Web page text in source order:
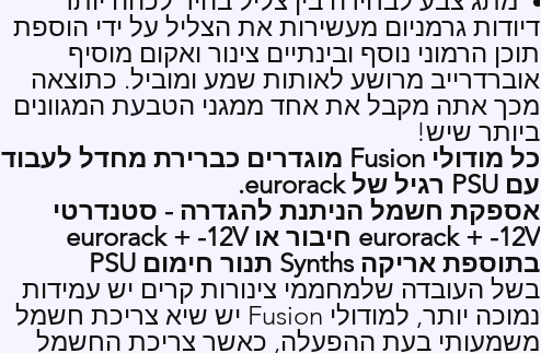
דיודות גרמניום מעשירות את הצליל על ידי הוספת
תוכן הרמוני נוסף ובינתיים צינור ואקום מוסיף
אוברדרייב מרושע לאותות שמע ומוביל. כתוצאה
מכך אתה מקבל את אחד ממגני הטבעת המגוונים
ביותר שיש!
כל מודולי Fusion מוגדרים כברירת מחדל לעבוד
עם PSU רגיל של eurorack.
אספקת חשמל הניתנת להגדרה - סטנדרטי
eurorack + -12V חיבור או eurorack + -12V
בתוספת אריקה Synths תנור חימום PSU
בשל העובדה שלמחממי צינורות קרים יש עמידות
נמוכה יותר, למודולי Fusion יש שיא צריכת חשמל
משמעותי בעת ההפעלה, כאשר צריכת החשמל